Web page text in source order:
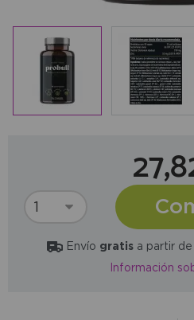
Envío gratisa partir de
Información